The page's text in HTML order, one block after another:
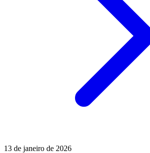
13 de janeiro de 2026